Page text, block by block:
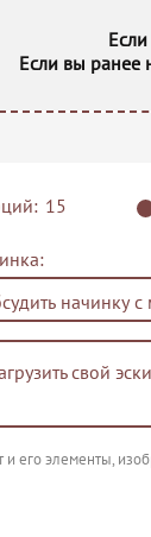
Если вы ранее
свой
и его элементы,